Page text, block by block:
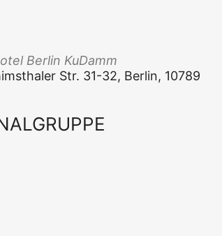
Ber­lin KuDamm
Str. 31-32, Ber­lin, 10789